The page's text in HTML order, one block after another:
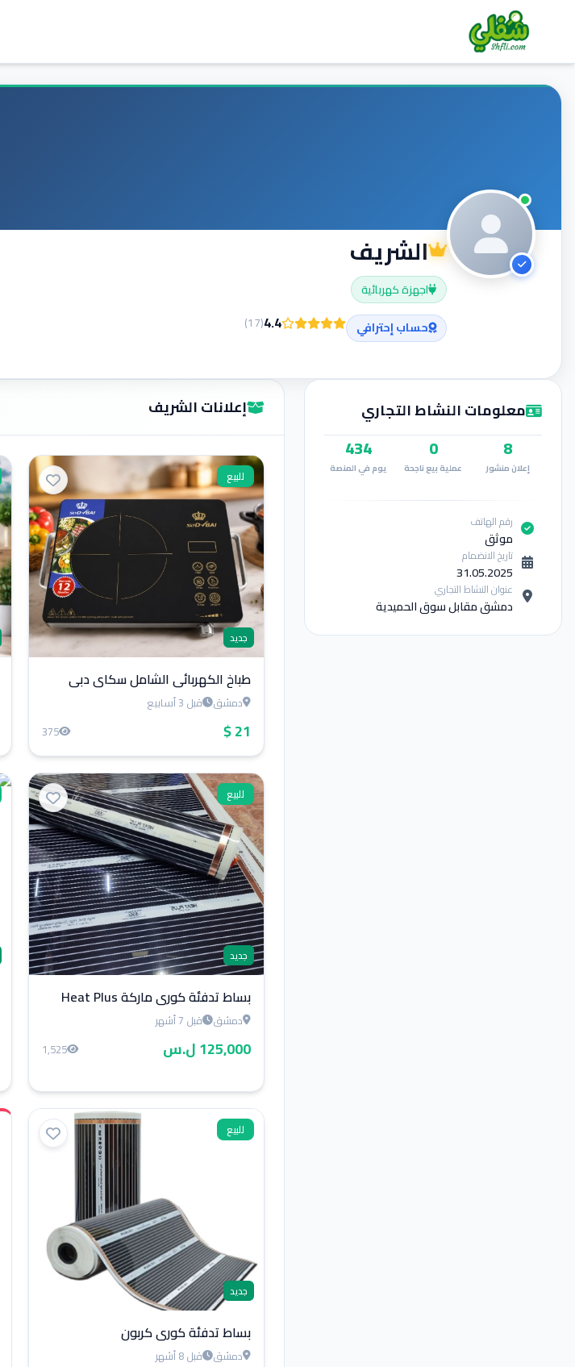
الشريف
اجهزة كهربائية
حساب إحترافي
4.4
(
17
)
معلومات النشاط التجاري
8
إعلان منشور
0
عملية بيع ناجحة
434
يوم في المنصة
رقم الهاتف
موثق
تاريخ الانضمام
31.05.2025
عنوان النشاط التجاري
دمشق مقابل سوق الحميدية
إعلانات الشريف
للبيع
جديد
طباخ الكهربائي الشامل سكاي دبي
دمشق قبل 3 أسابيع
21 $
375
للبيع
جديد
بساط تدفئة كوري ماركة Heat Plus
دمشق قبل 7 أشهر
125,000 ل.س 1,525
للبيع
جديد
بساط تدفئة كوري كربون
دمشق قبل 8 أشهر